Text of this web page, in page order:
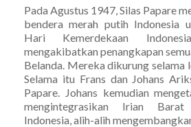
Pada Agustus 1947, Silas Papare
bendera merah putih Indonesia
Hari Kemerdekaan
mengakibatkan penangkapan
Belanda. Mereka dikurung selama
Selama itu Frans dan Johans
Papare. Johans kemudian
mengintegrasikan Irian
Indonesia, alih-alih